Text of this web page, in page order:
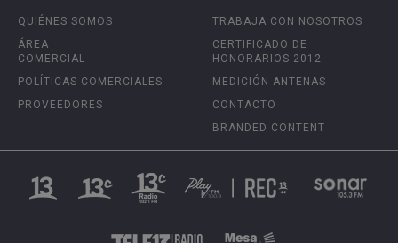
QUIÉNES SOMOS
ÁREA
COMERCIAL
POLÍTICAS COMERCIALES
PROVEEDORES
TRABAJA CON NOSOTROS
CERTIFICADO DE
HONORARIOS 2012
MEDICIÓN ANTENAS
CONTACTO
BRANDED CONTENT